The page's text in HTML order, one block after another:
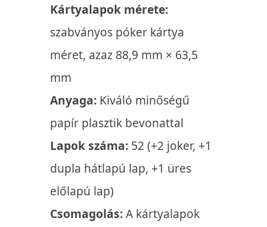
Kártyalapok mérete:
szabványos póker kártya
méret, azaz 88,9 mm × 63,5
mm
Anyaga: Kiváló minőségű
papír plasztik bevonattal
Lapok száma: 52 (+2 joker, +1
dupla hátlapú lap, +1 üres
előlapú lap)
Csomagolás:A kártyalapok